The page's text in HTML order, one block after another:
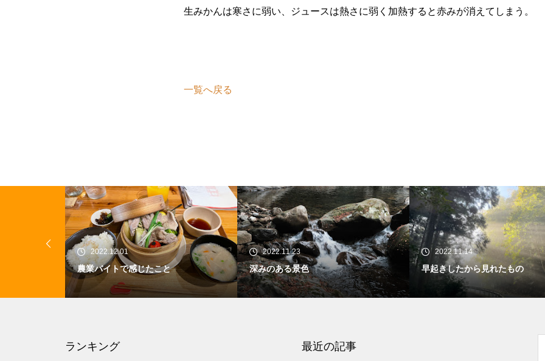
生みかんは寒さに弱い、ジュースは熱さに弱く加熱すると赤みが消えてしまう。
一覧へ戻る
2022.11.23
深みのある景色
2022.11.14
早起きしたから見れたもの
2022.11.09
秋の景色
ランキング 最近の記事